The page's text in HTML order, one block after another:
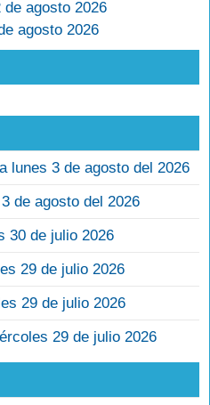
agosto 2026
agosto 2026
lunes 3 de agosto del 2026
de agosto del 2026
30 de julio 2026
29 de julio 2026
29 de julio 2026
29 de julio 2026